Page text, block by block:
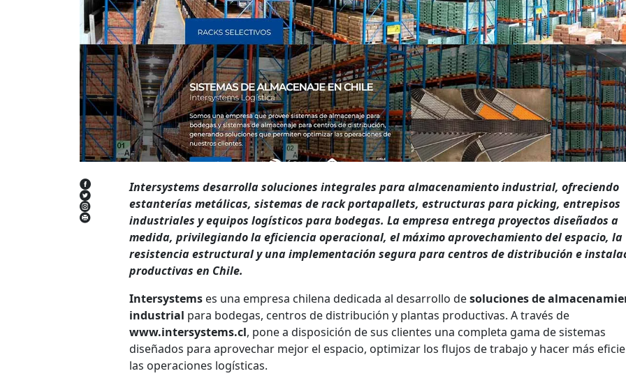
Intersystems desarrolla soluciones integrales para almacenamiento industrial, ofreciendo
estanterías metálicas, sistemas de rack portapallets, estructuras para picking, entrepisos
industriales y equipos logísticos para bodegas. La empresa entrega proyectos diseñados a
medida, privilegiando la eficiencia operacional, el máximo aprovechamiento del espacio, la
resistencia estructural y una implementación segura para centros de distribución e
productivas en Chile.
Intersystems es una empresa chilena dedicada al desarrollo desoluciones de
industrial para bodegas, centros de distribución y plantas productivas. A través de
www.intersystems.cl, pone a disposición de sus clientes una completa gama de sistemas
diseñados para aprovechar mejor el espacio, optimizar los flujos de trabajo y hacer más
las operaciones logísticas.